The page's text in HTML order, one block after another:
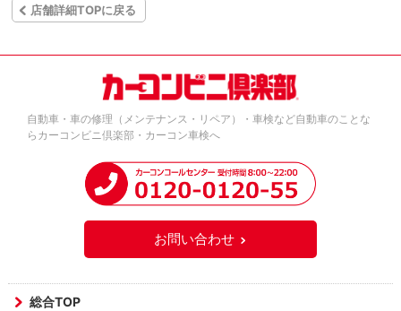
店舗詳細TOPに戻る
自動車・車の修理（メンテナンス・リペア）・車検など自動車のことな
らカーコンビニ倶楽部・カーコン車検へ
お問い合わせ
総合TOP